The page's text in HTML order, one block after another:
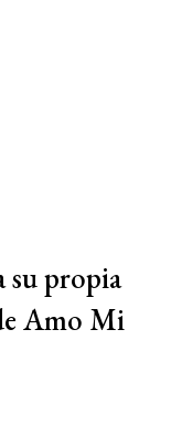
su propia
Amo Mi